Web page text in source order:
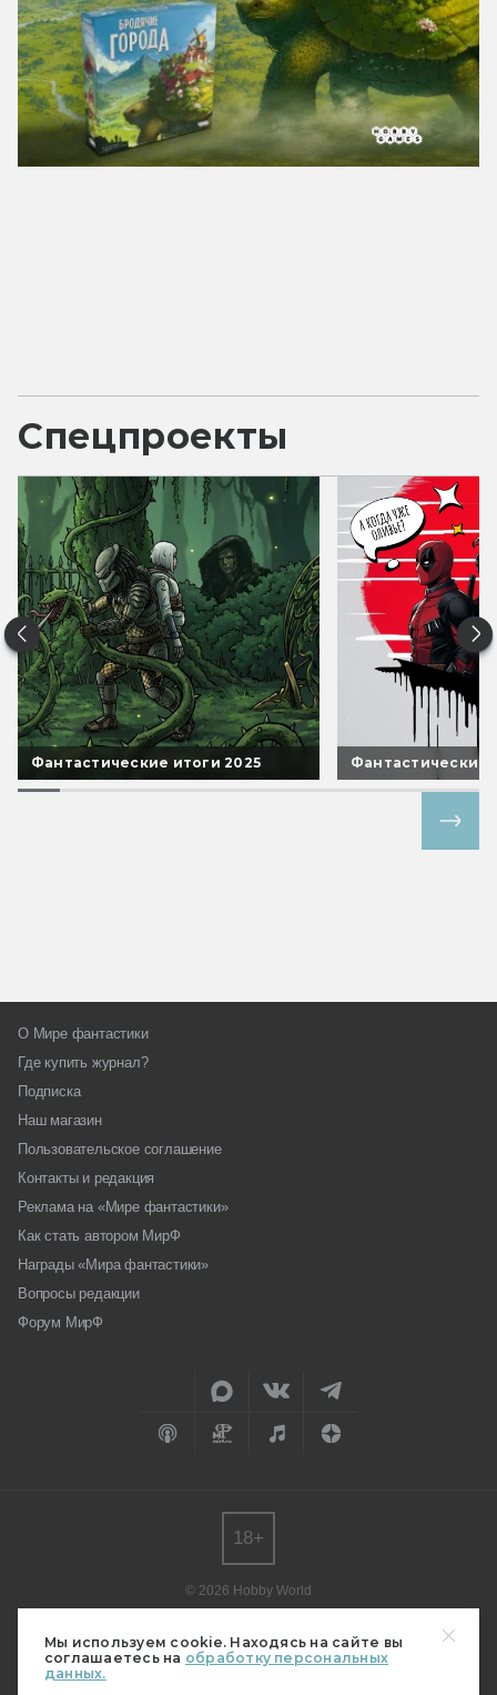
Мы используем cookie. Находясь на сайте вы
соглашаетесь на обработку персональных
данных.
Спецпроекты
Фантастические итоги 2025 Фантастические
О Мире фантастики
Где купить журнал?
Подписка
Наш магазин
Пользовательское соглашение
Контакты и редакция
Реклама на «Мире фантастики»
Как стать автором МирФ
Награды «Мира фантастики»
Вопросы редакции
Форум МирФ
© 2026 Hobby World
редакции.
Мнение авторов может не совпадать с мнением редакции.
Свидетельство о регистрации СМИ серия Эл № ФС77-82485
18+